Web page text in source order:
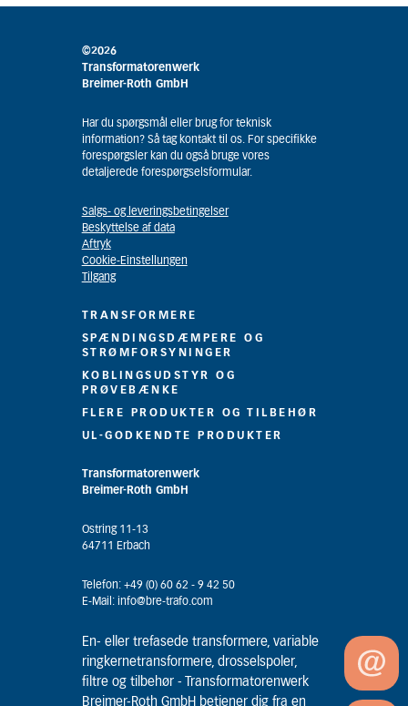
©2026
Transformatorenwerk
Breimer-Roth GmbH
Har du spørgsmål eller brug for teknisk
information? Så tag kontakt til os. For specifikke
forespørgsler kan du også bruge vores
detaljerede forespørgselsformular.
Salgs- og leveringsbetingelser
Beskyttelse af data
Aftryk
Cookie-Einstellungen
Tilgang
TRANSFORMERE
SPÆNDINGSDÆMPERE OG
STRØMFORSYNINGER
KOBLINGSUDSTYR OG
PRØVEBÆNKE
FLERE PRODUKTER OG TILBEHØR
UL-GODKENDTE PRODUKTER
Transformatorenwerk
Breimer-Roth GmbH
Ostring 11-13
64711 Erbach
Telefon: +49 (0) 60 62 - 9 42 50
E-Mail: info@bre-trafo.com
En- eller trefasede transformere, variable
ringkernetransformere, drosselspoler,
filtre og tilbehør - Transformatorenwerk
Breimer-Roth GmbH betjener dig fra en